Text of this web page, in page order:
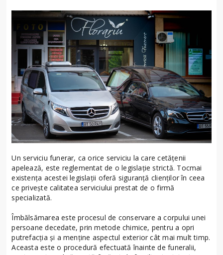
Un serviciu funerar, ca orice serviciu la care cetățenii
apelează, este reglementat de o legislație strictă. Tocmai
existența acestei legislații oferă siguranță clienților în ceea
ce privește calitatea serviciului prestat de o firmă
specializată.
Îmbălsămarea este procesul de conservare a corpului unei
persoane decedate, prin metode chimice, pentru a opri
putrefacția și a menține aspectul exterior cât mai mult timp.
Aceasta este o procedură efectuată înainte de funeralii,